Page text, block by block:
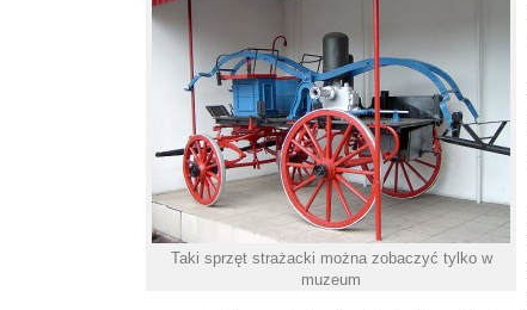
Taki sprzęt strażacki można zobaczyć tylko w
muzeum